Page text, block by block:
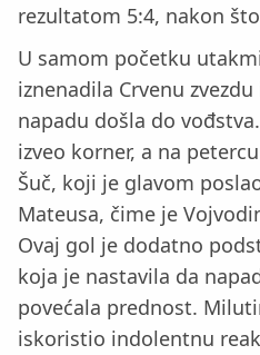
rezultatom 5:4, nakon
U samom početku
iznenadila Crvenu
napadu došla do
izveo korner, a na
Šuč, koji je glavom
Mateusa, čime je
Ovaj gol je dodatno
koja je nastavila da
povećala prednost.
iskoristio indolentnu